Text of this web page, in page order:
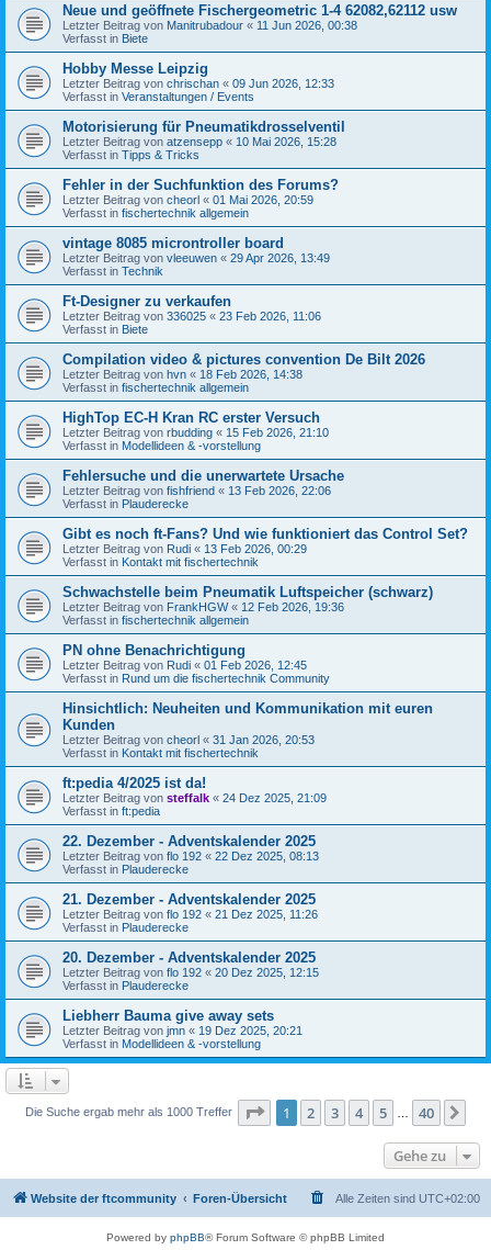
Neue und geöffnete Fischergeometric 1-4 62082,62112 usw
Letzter Beitrag von Manitrubadour « 11 Jun 2026, 00:38
Verfasst in Biete
Hobby Messe Leipzig
Letzter Beitrag von chrischan « 09 Jun 2026, 12:33
Verfasst in Veranstaltungen / Events
Motorisierung für Pneumatikdrosselventil
Letzter Beitrag von atzensepp « 10 Mai 2026, 15:28
Verfasst in Tipps & Tricks
Fehler in der Suchfunktion des Forums?
Letzter Beitrag von cheorl « 01 Mai 2026, 20:59
Verfasst in fischertechnik allgemein
vintage 8085 microntroller board
Letzter Beitrag von vleeuwen « 29 Apr 2026, 13:49
Verfasst in Technik
Ft-Designer zu verkaufen
Letzter Beitrag von 336025 « 23 Feb 2026, 11:06
Verfasst in Biete
Compilation video & pictures convention De Bilt 2026
Letzter Beitrag von hvn « 18 Feb 2026, 14:38
Verfasst in fischertechnik allgemein
HighTop EC-H Kran RC erster Versuch
Letzter Beitrag von rbudding « 15 Feb 2026, 21:10
Verfasst in Modellideen & -vorstellung
Fehlersuche und die unerwartete Ursache
Letzter Beitrag von fishfriend « 13 Feb 2026, 22:06
Verfasst in Plauderecke
Gibt es noch ft-Fans? Und wie funktioniert das Control Set?
Letzter Beitrag von Rudi « 13 Feb 2026, 00:29
Verfasst in Kontakt mit fischertechnik
Schwachstelle beim Pneumatik Luftspeicher (schwarz)
Letzter Beitrag von FrankHGW« 12 Feb 2026, 19:36
Verfasst in fischertechnik allgemein
PN ohne Benachrichtigung
Letzter Beitrag von Rudi « 01 Feb 2026, 12:45
Verfasst in Rund um die fischertechnik Community
Hinsichtlich: Neuheiten und Kommunikation mit euren
Kunden
Letzter Beitrag von cheorl « 31 Jan 2026, 20:53
Verfasst in Kontakt mit fischertechnik
ft:pedia 4/2025 ist da!
Letzter Beitrag von steffalk « 24 Dez 2025, 21:09
Verfasst in ft:pedia
22. Dezember - Adventskalender 2025
Letzter Beitrag von flo 192 « 22 Dez 2025, 08:13
Verfasst in Plauderecke
21. Dezember - Adventskalender 2025
Letzter Beitrag von flo 192 « 21 Dez 2025, 11:26
Verfasst in Plauderecke
20. Dezember - Adventskalender 2025
Letzter Beitrag von flo 192 « 20 Dez 2025, 12:15
Verfasst in Plauderecke
Liebherr Bauma give away sets
Letzter Beitrag von jmn « 19 Dez 2025, 20:21
Verfasst in Modellideen & -vorstellung
Die Suche ergab mehr als 1000 Treffer Seite 1von 40
1 2 3 4 5 40
Gehe zu
Website der ftcommunity Foren-Übersicht Alle Zeiten sind UTC+02:00
Powered by phpBB® Forum Software © phpBB Limited